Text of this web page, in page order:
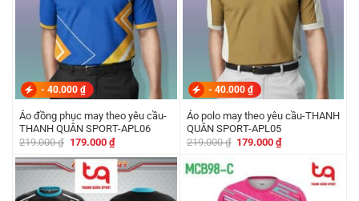
- 40.000 ₫
Áo đồng phục may theo yêu cầu-
THANH QUÂN SPORT-APL06
219.000₫ Giá
là:
219.000 ₫.
179.000 ₫Giá
hiện
tại
là:
- 40.000 ₫
Áo polo may theo yêu cầu-THANH
QUÂN SPORT-APL05
219.000₫ Giá
179.000₫Giá
179.000 ₫.